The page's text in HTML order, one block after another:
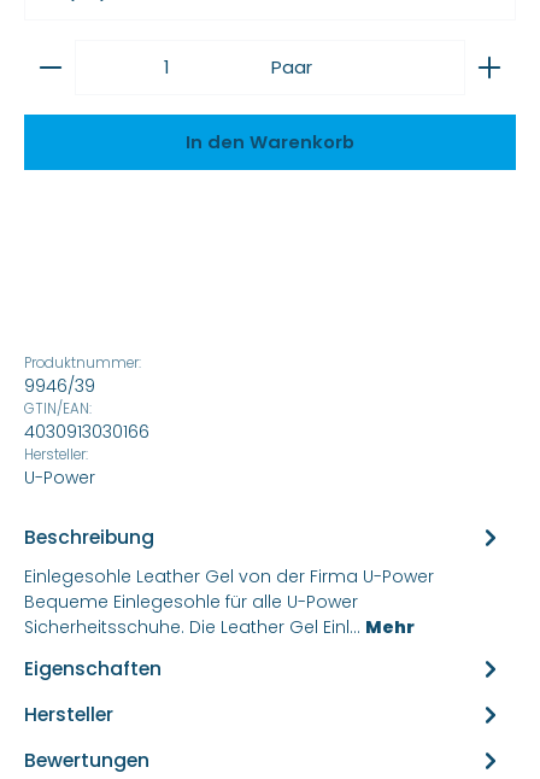
Produkt Anzahl: Gib den gewünschten Wert
Paar
In den Warenkorb
Produktnummer:
9946/39
GTIN/EAN:
4030913030166
Hersteller:
U-Power
Beschreibung
Einlegesohle Leather Gel von der Firma U-Power
Bequeme Einlegesohle für alle U-Power
Sicherheitsschuhe. Die Leather Gel Einl… Mehr
Eigenschaften
Hersteller
Bewertungen